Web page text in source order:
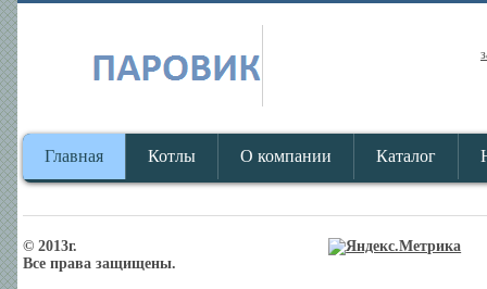
Главная Котлы О компании Каталог
© 2013г.
Все права защищены.